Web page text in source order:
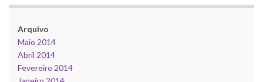
Arquivo
Maio 2014
Abril 2014
Fevereiro 2014